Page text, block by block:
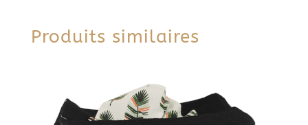
Produits similaires